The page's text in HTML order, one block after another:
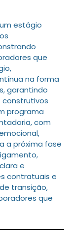
estágio
que
na forma
garantindo
programa
com
a próxima fase
e
contratuais e
transição,
que